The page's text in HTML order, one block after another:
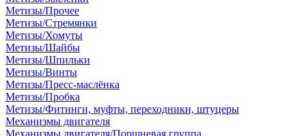
Метизы/Прочее
Метизы/Стремянки
Метизы/Хомуты
Метизы/Шайбы
Метизы/Шпильки
Метизы/Винты
Метизы/Пресс-маслёнка
Метизы/Пробка
Метизы/Фитинги, муфты, переходники, штуцеры
Механизмы двигателя
Механизмы двигателя/Поршневая группа